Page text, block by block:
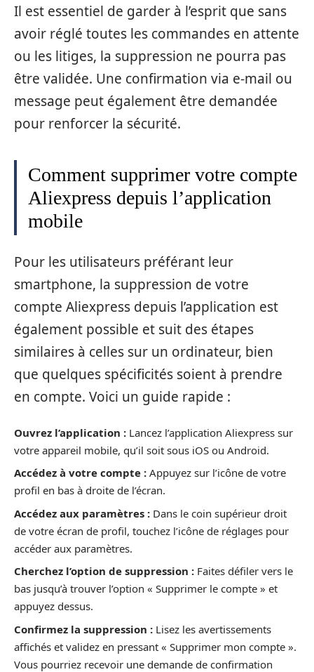
Il est essentiel de garder à l’esprit que sans
avoir réglé toutes les commandes en attente
ou les litiges, la suppression ne pourra pas
être validée. Une confirmation via e-mail ou
message peut également être demandée
pour renforcer la sécurité.
Comment supprimer votre compte
Aliexpress depuis l’application
mobile
Pour les utilisateurs préférant leur
smartphone, la suppression de votre
compte Aliexpress depuis l’application est
également possible et suit des étapes
similaires à celles sur un ordinateur, bien
que quelques spécificités soient à prendre
en compte. Voici un guide rapide :
Ouvrez l’application : Lancez l’application Aliexpress sur
votre appareil mobile, qu’il soit sous iOS ou Android.
Accédez à votre compte : Appuyez sur l’icône de votre
profil en bas à droite de l’écran.
Accédez aux paramètres : Dans le coin supérieur droit
de votre écran de profil, touchez l’icône de réglages pour
accéder aux paramètres.
Cherchez l’option de suppression : Faites défiler vers le
bas jusqu’à trouver l’option « Supprimer le compte » et
appuyez dessus.
Confirmez la suppression : Lisez les avertissements
affichés et validez en pressant « Supprimer mon compte ».
Vous pourriez recevoir une demande de confirmation